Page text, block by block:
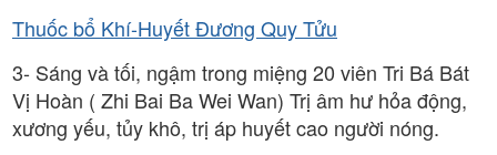
Thuốc bổ Khí-Huyết Đương Quy Tửu
3- Sáng và tối, ngậm trong miệng 20 viên Tri Bá Bát
Vị Hoàn ( Zhi Bai Ba Wei Wan) Trị âm hư hỏa động,
xương yếu, tủy khô, trị áp huyết cao người nóng.